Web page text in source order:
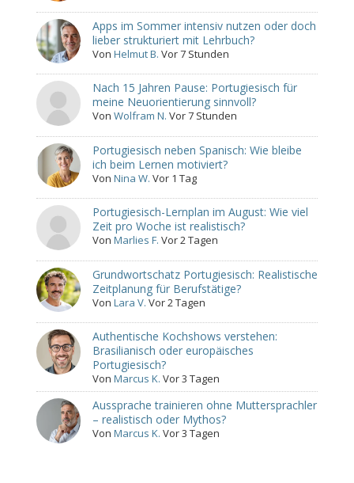
Apps im Sommer intensiv nutzen oder doch
lieber strukturiert mit Lehrbuch?
VonHelmut B. Vor 7 Stunden
Nach 15 Jahren Pause: Portugiesisch für
meine Neuorientierung sinnvoll?
VonWolfram N. Vor 7 Stunden
Portugiesisch neben Spanisch: Wie bleibe
ich beim Lernen motiviert?
VonNina W. Vor 1 Tag
Portugiesisch-Lernplan im August: Wie viel
Zeit pro Woche ist realistisch?
VonMarlies F. Vor 2 Tagen
Grundwortschatz Portugiesisch: Realistische
Zeitplanung für Berufstätige?
VonLara V. Vor 2 Tagen
Authentische Kochshows verstehen:
Brasilianisch oder europäisches
Portugiesisch?
VonMarcus K. Vor 3 Tagen
Aussprache trainieren ohne Muttersprachler
– realistisch oder Mythos?
VonMarcus K. Vor 3 Tagen